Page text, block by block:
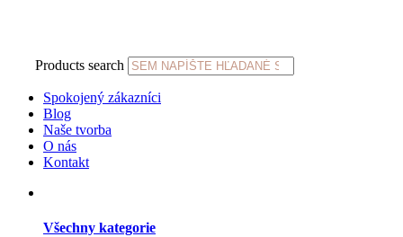
Products search
Spokojený zákazníci
Blog
Naše tvorba
O nás
Kontakt
Všechny kategorie